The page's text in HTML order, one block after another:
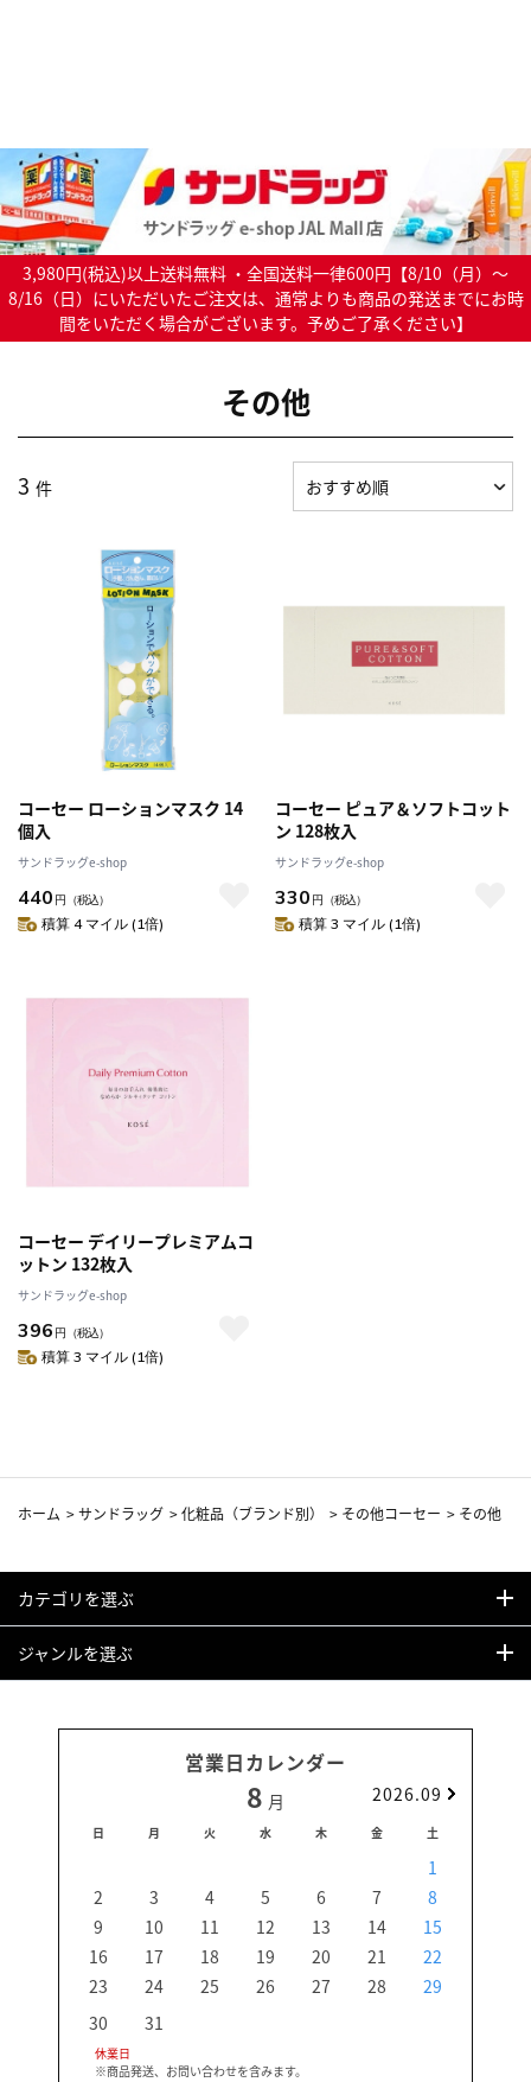
3,980円(税込)以上送料無料 ・全国送料一律600円【8/10（月）～
8/16（日）にいただいたご注文は、通常よりも商品の発送までにお時
間をいただく場合がございます。予めご了承ください】
その他
3 件
コーセー ローションマスク 14
個入
サンドラッグe-shop
440 円 （税込）
積算 4 マイル (1倍)
コーセー ピュア＆ソフトコット
ン 128枚入
サンドラッグe-shop
330 円 （税込）
積算 3 マイル (1倍)
コーセー デイリープレミアムコ
ットン 132枚入
サンドラッグe-shop
396 円 （税込）
積算 3 マイル (1倍)
ホーム >サンドラッグ >化粧品（ブランド別） > その他コーセー > その他
カテゴリを選ぶ
ジャンルを選ぶ
営業日カレンダー
8 月 2026.09
日 月 火 水 木 金 土
1
2
3 4 5 6 7
8
9
10 11 12 13 14
15
16
17 18 19 20 21
22
23
24 25 26 27 28
29
30
31
休業日
※商品発送、お問い合わせを含みます。